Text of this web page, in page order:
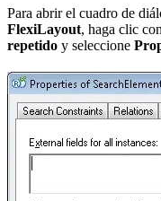
Para abrir el cuadro de
FlexiLayout, haga clic
repetido y seleccione